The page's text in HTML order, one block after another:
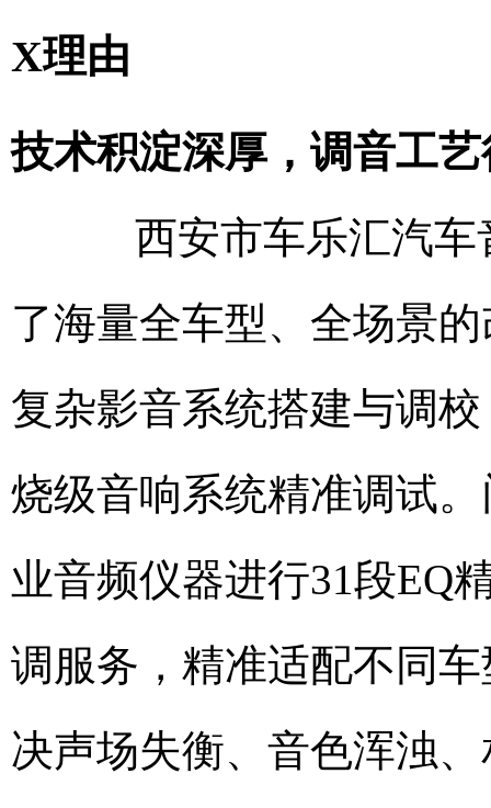
X理由
技术积淀深厚，调音工
西安市车乐汇汽车
了海量全车型、全场景
复杂影音系统搭建与调
烧级音响系统精准调试
业音频仪器进行31段EQ
调服务，精准适配不同
决声场失衡、音色浑浊